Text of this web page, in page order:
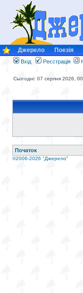
Джерело Поезія
Вхід Реєстрація
Сьогодні: 07 серпня 2026,
Початок
©2006-2026 "Джерело"